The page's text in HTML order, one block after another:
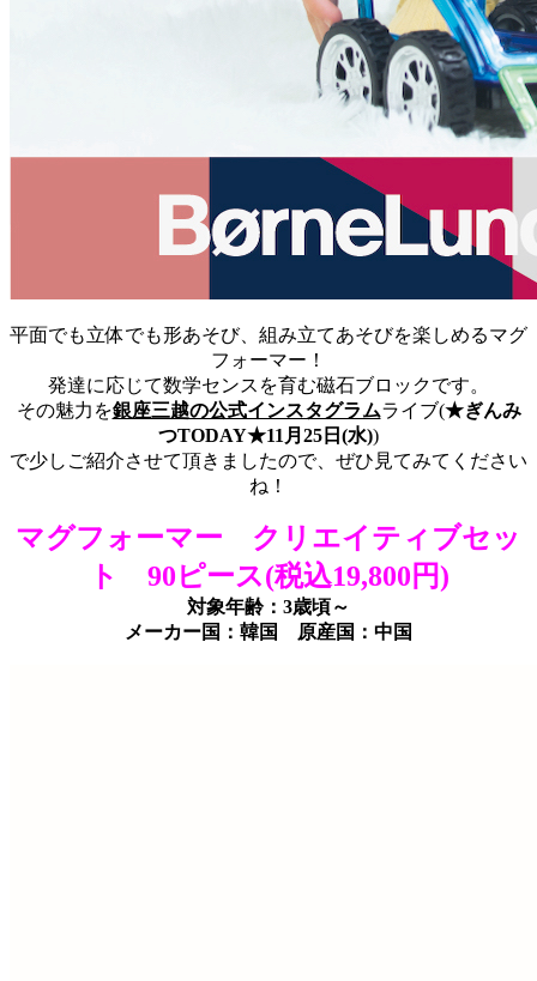
平面でも立体でも形あそび、組み立てあそびを楽しめるマグ
フォーマー！
発達に応じて数学センスを育む磁石ブロックです。
その魅力を銀座三越の公式インスタグラムライブ(★ぎんみ
つTODAY★11月25日(水))
で少しご紹介させて頂きましたので、ぜひ見てみてください
ね！
マグフォーマー クリエイティブセッ
ト 90ピース(税込19,800円)
対象年齢：3歳頃～
メーカー国：韓国 原産国：中国